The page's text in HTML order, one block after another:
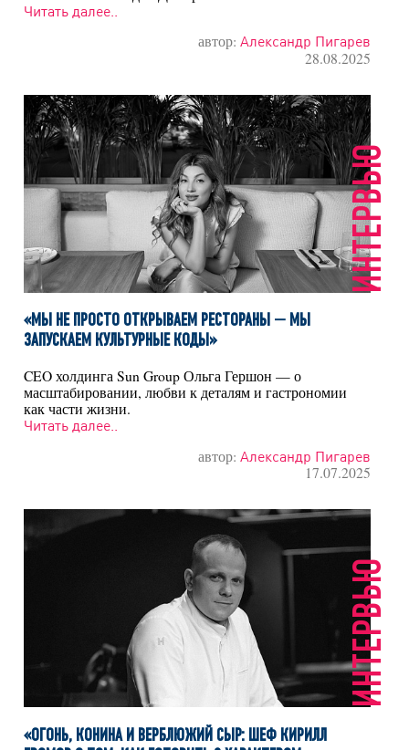
Читать далее..
автор: Александр Пигарев
28.08.2025
«МЫ НЕ ПРОСТО ОТКРЫВАЕМ РЕСТОРАНЫ — МЫ
ЗАПУСКАЕМ КУЛЬТУРНЫЕ КОДЫ»
CEO холдинга Sun Group Ольга Гершон — о
масштабировании, любви к деталям и гастрономии
как части жизни.
Читать далее..
автор: Александр Пигарев
17.07.2025
ИНТЕРВЬЮ
«ОГОНЬ, КОНИНА И ВЕРБЛЮЖИЙ СЫР: ШЕФ КИРИЛЛ
ИНТЕРВЬЮ